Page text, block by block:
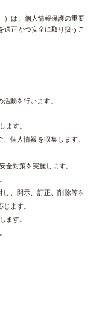
）は、個人情報保護の重要
適正かつ安全に取り扱うこ
動を行います。
ます。
個人情報を収集します。
全対策を実施します。
、開示、訂正、削除等を
ます。
ます。